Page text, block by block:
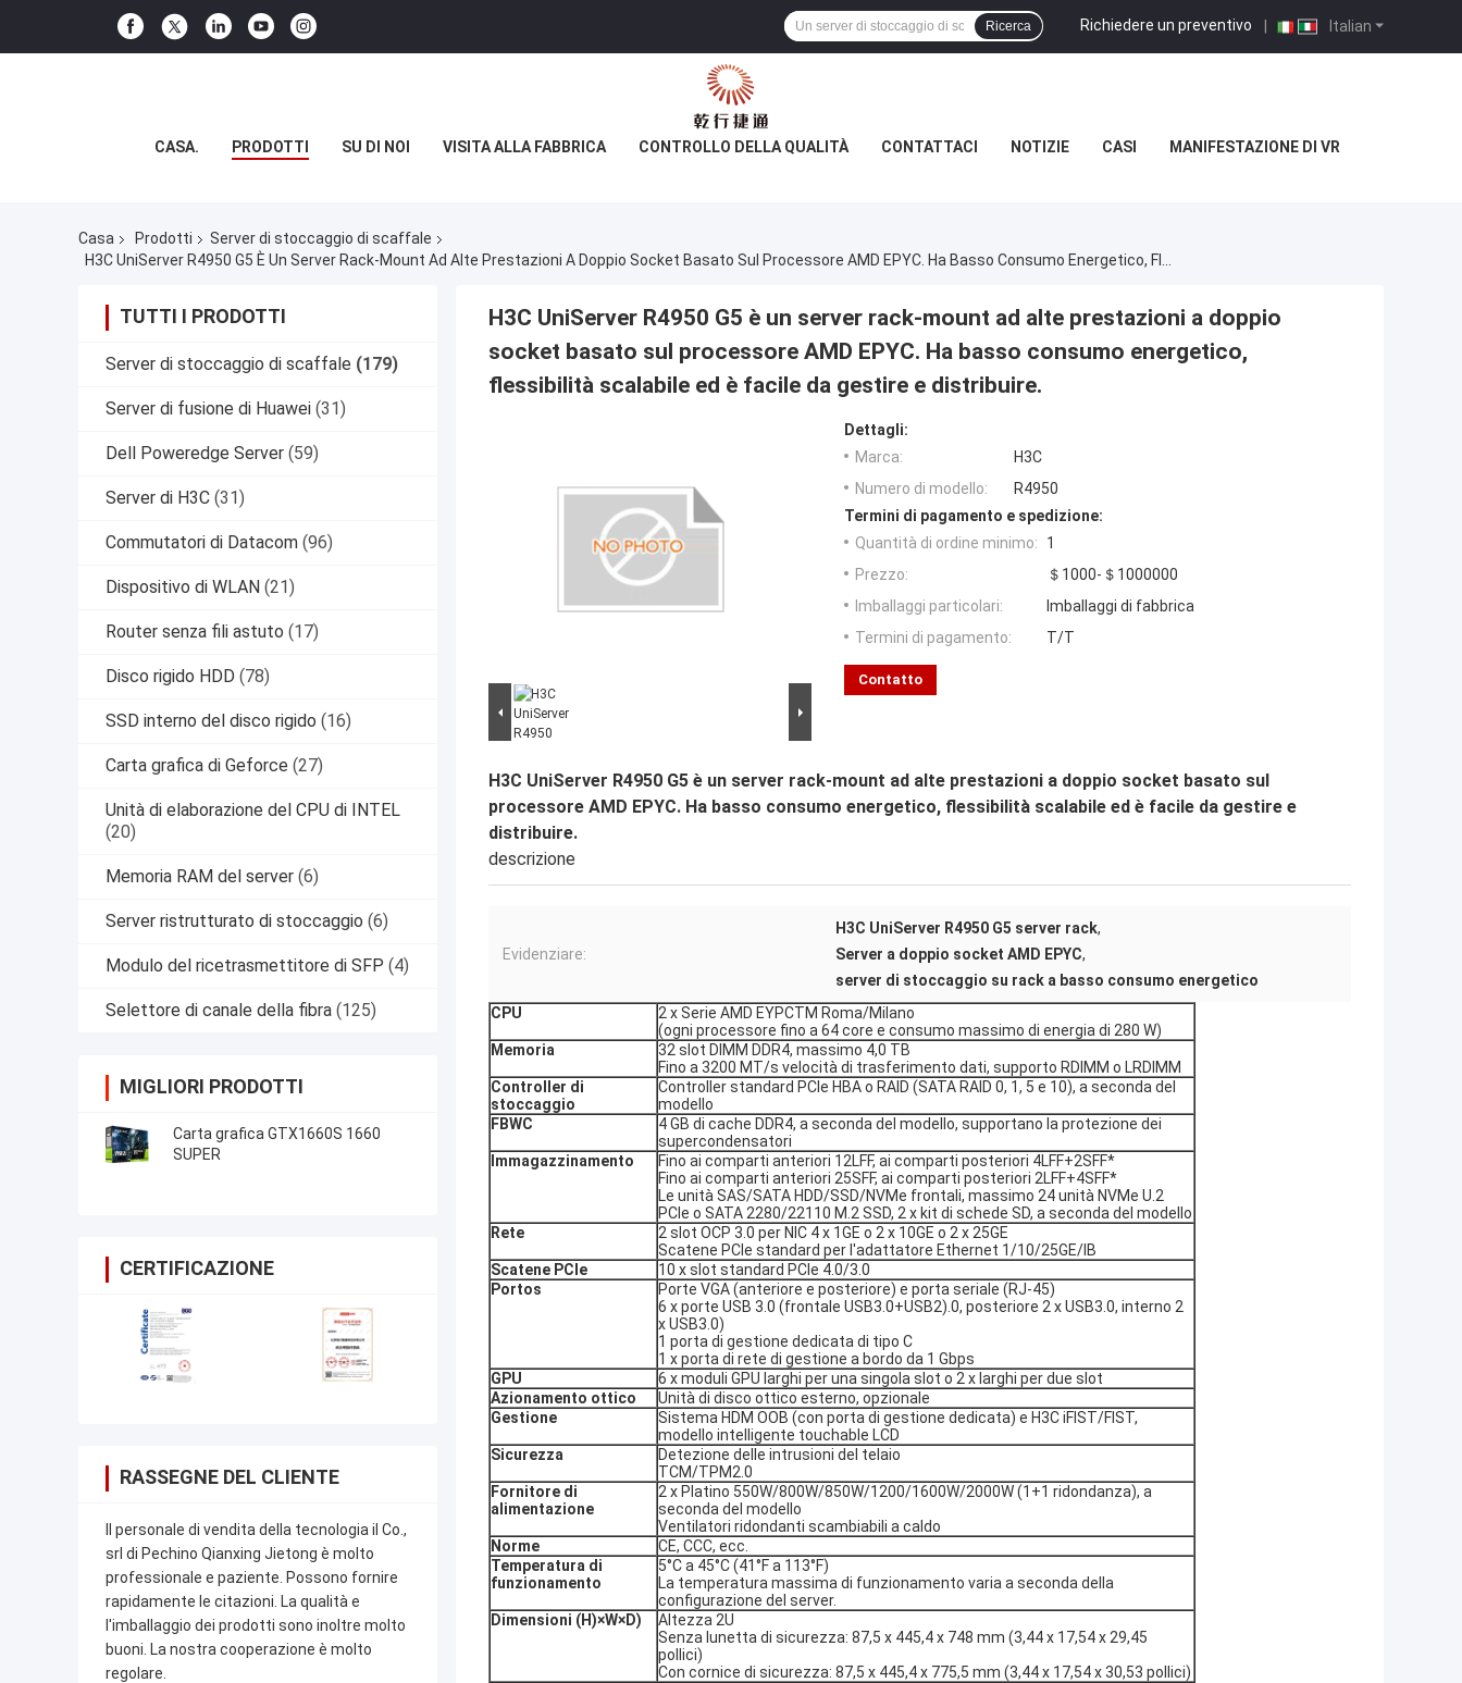
Italian
Richiedere un preventivo |
Ricerca
CASA. PRODOTTI SU DI NOI VISITA ALLA FABBRICA CONTROLLO DELLA QUALITÀ CONTATTACI NOTIZIE CASI MANIFESTAZIONE DI VR
Casa Prodotti
Server di stoccaggio di scaffale
TUTTI I PRODOTTI
Server di stoccaggio di scaffale (179)
Server di fusione di Huawei (31)
Dell Poweredge Server (59)
Server di H3C (31)
Commutatori di Datacom (96)
Dispositivo di WLAN (21)
Router senza fili astuto (17)
Disco rigido HDD (78)
SSD interno del disco rigido (16)
Carta grafica di Geforce (27)
Unità di elaborazione del CPU di INTEL
(20)
Memoria RAM del server (6)
Server ristrutturato di stoccaggio (6)
Modulo del ricetrasmettitore di SFP (4)
Selettore di canale della fibra (125)
MIGLIORI PRODOTTI
Carta grafica GTX1660S 1660
SUPER
CERTIFICAZIONE
RASSEGNE DEL CLIENTE
Il personale di vendita della tecnologia il Co.,
srl di Pechino Qianxing Jietong è molto
professionale e paziente. Possono fornire
rapidamente le citazioni. La qualità e
l'imballaggio dei prodotti sono inoltre molto
buoni. La nostra cooperazione è molto
regolare.
H3C UniServer R4950 G5 è un server rack-mount ad alte prestazioni a doppio
socket basato sul processore AMD EPYC. Ha basso consumo energetico,
flessibilità scalabile ed è facile da gestire e distribuire.
Dettagli:
Marca:
H3C
Numero di modello:
R4950
Termini di pagamento e spedizione:
Quantità di ordine minimo:
1
Prezzo:
＄1000-＄1000000
Imballaggi particolari:
Imballaggi di fabbrica
Termini di pagamento:
T/T
Contatto
H3C UniServer R4950 G5 è un server rack-mount ad alte prestazioni a doppio socket basato sul
processore AMD EPYC. Ha basso consumo energetico, flessibilità scalabile ed è facile da gestire e
distribuire.
descrizione
Evidenziare:
H3C UniServer R4950 G5 server rack,
Server a doppio socket AMD EPYC,
server di stoccaggio su rack a basso consumo energetico
CPU
2 x Serie AMD EYPCTM Roma/Milano
(ogni processore fino a 64 core e consumo massimo di energia di 280 W)
Memoria
32 slot DIMM DDR4, massimo 4,0 TB
Fino a 3200 MT/s velocità di trasferimento dati, supporto RDIMM o LRDIMM
Controller di
stoccaggio
Controller standard PCIe HBA o RAID (SATA RAID 0, 1, 5 e 10), a seconda del
modello
FBWC
4 GB di cache DDR4, a seconda del modello, supportano la protezione dei
supercondensatori
Immagazzinamento
Fino ai comparti anteriori 12LFF, ai comparti posteriori 4LFF+2SFF*
Fino ai comparti anteriori 25SFF, ai comparti posteriori 2LFF+4SFF*
Le unità SAS/SATA HDD/SSD/NVMe frontali, massimo 24 unità NVMe U.2
PCIe o SATA 2280/22110 M.2 SSD, 2 x kit di schede SD, a seconda del modello
Rete
2 slot OCP 3.0 per NIC 4 x 1GE o 2 x 10GE o 2 x 25GE
Scatene PCIe standard per l'adattatore Ethernet 1/10/25GE/IB
Scatene PCIe
10 x slot standard PCIe 4.0/3.0
Portos
Porte VGA (anteriore e posteriore) e porta seriale (RJ-45)
6 x porte USB 3.0 (frontale USB3.0+USB2).0, posteriore 2 x USB3.0, interno 2
x USB3.0)
1 porta di gestione dedicata di tipo C
1 x porta di rete di gestione a bordo da 1 Gbps
GPU
6 x moduli GPU larghi per una singola slot o 2 x larghi per due slot
Azionamento ottico
Unità di disco ottico esterno, opzionale
Gestione
Sistema HDM OOB (con porta di gestione dedicata) e H3C iFIST/FIST,
modello intelligente touchable LCD
Sicurezza
Detezione delle intrusioni del telaio
TCM/TPM2.0
Fornitore di
alimentazione
2 x Platino 550W/800W/850W/1200/1600W/2000W (1+1 ridondanza), a
seconda del modello
Ventilatori ridondanti scambiabili a caldo
Norme
CE, CCC, ecc.
Temperatura di
funzionamento
5°C a 45°C (41°F a 113°F)
La temperatura massima di funzionamento varia a seconda della
configurazione del server.
Dimensioni (H)×W×D)
Altezza 2U
Senza lunetta di sicurezza: 87,5 x 445,4 x 748 mm (3,44 x 17,54 x 29,45
pollici)
Con cornice di sicurezza: 87,5 x 445,4 x 775,5 mm (3,44 x 17,54 x 30,53 pollici)